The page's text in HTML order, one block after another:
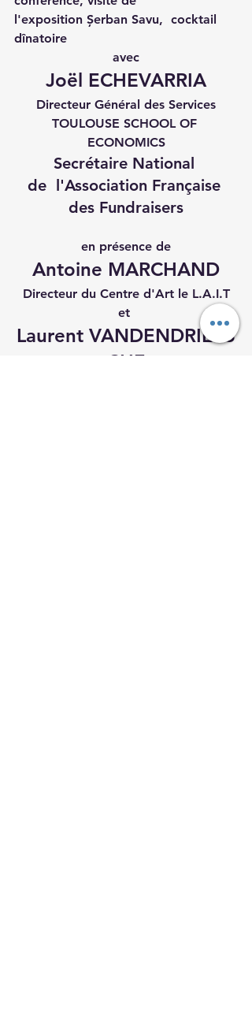
l'exposition Șerban Savu,  cocktail
dînatoire
avec
Joël ECHEVARRIA
Directeur Général des Services
TOULOUSE SCHOOL OF
ECONOMICS
Secrétaire National
de  l'Association Française
des Fundraisers
en présence de
Antoine MARCHAND
Directeur du Centre d'Art le L.A.I.T
et
Laurent VANDENDRIESS
CHE